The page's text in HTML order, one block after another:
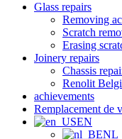
Glass repairs
Removing
Scratch
Erasing
Joinery repairs
Chassis
Renolit
achievements
Remplacement de
EN
NL